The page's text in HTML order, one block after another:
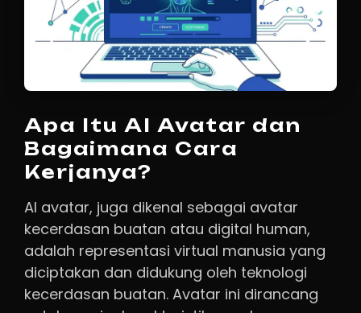
Apa Itu AI Avatar dan
Bagaimana Cara
Kerjanya?
AI avatar, juga dikenal sebagai avatar
kecerdasan buatan atau digital human,
adalah representasi virtual manusia yang
diciptakan dan didukung oleh teknologi
kecerdasan buatan. Avatar ini dirancang